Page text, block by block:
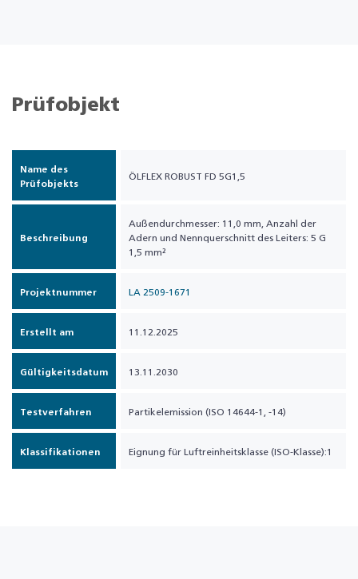
Prüfobjekt
Name des
Prüfobjekts
ÖLFLEX ROBUST FD 5G1,5
Beschreibung
Außendurchmesser: 11,0 mm, Anzahl der
Adern und Nennquerschnitt des Leiters: 5 G
1,5 mm²
Projektnummer LA 2509-1671
Erstellt am 11.12.2025
Gültigkeitsdatum 13.11.2030
Testverfahren Partikelemission (ISO 14644-1, -14)
Klassifikationen Eignung für Luftreinheitsklasse (ISO-Klasse):1